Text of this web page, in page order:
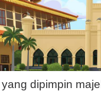
dipimpin